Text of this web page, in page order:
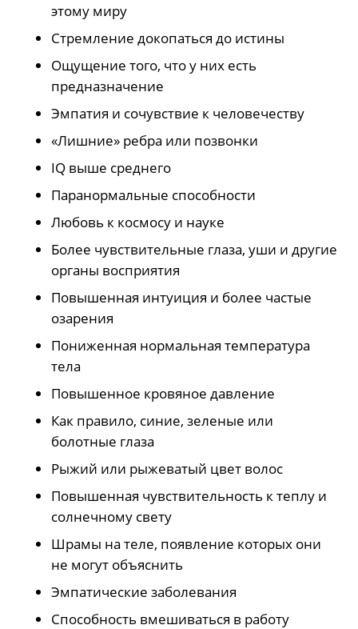
этому миру
Стремление докопаться до истины
Ощущение того, что у них есть
предназначение
Эмпатия и сочувствие к человечеству
«Лишние» ребра или позвонки
IQ выше среднего
Паранормальные способности
Любовь к космосу и науке
Более чувствительные глаза, уши и другие
органы восприятия
Повышенная интуиция и более частые
озарения
Пониженная нормальная температура
тела
Повышенное кровяное давление
Как правило, синие, зеленые или
болотные глаза
Рыжий или рыжеватый цвет волос
Повышенная чувствительность к теплу и
солнечному свету
Шрамы на теле, появление которых они
не могут объяснить
Эмпатические заболевания
Способность вмешиваться в работу